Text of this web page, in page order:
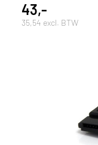
43,-
35,54 excl. BTW